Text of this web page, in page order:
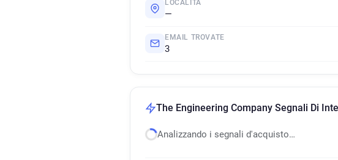
LOCALITÀ
—
EMAIL TROVATE
3
The Engineering Company Segnali Di
Analizzando i segnali d'acquisto…